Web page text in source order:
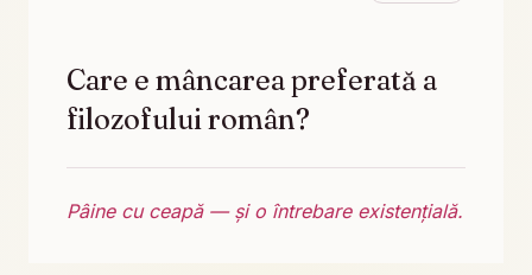
Care e mâncarea preferată a
filozofului român?
Pâine cu ceapă — și o întrebare existențială.